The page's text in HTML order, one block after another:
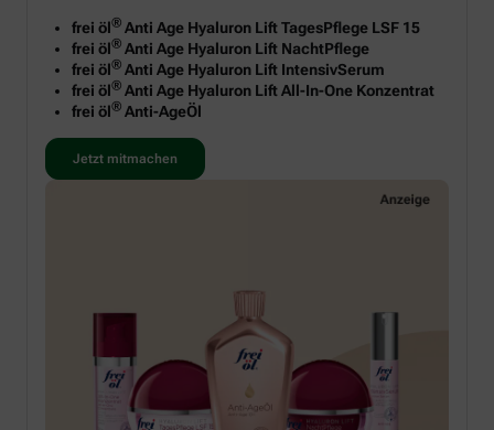
frei öl® Anti Age Hyaluron Lift TagesPflege LSF 15
frei öl® Anti Age Hyaluron Lift NachtPflege
frei öl® Anti Age Hyaluron Lift IntensivSerum
frei öl® Anti Age Hyaluron Lift All-In-One Konzentrat
frei öl® Anti-AgeÖl
Jetzt mitmachen